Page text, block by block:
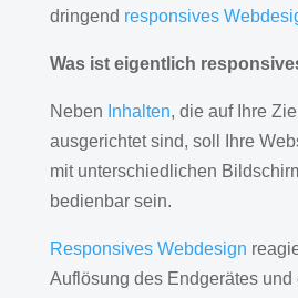
dringend responsives
Was ist eigentlich
Neben Inhalten, die auf Ihre
ausgerichtet sind, soll Ihre
mit unterschiedlichen
bedienbar sein.
Responsives Webdesign
Auflösung des Endgerätes